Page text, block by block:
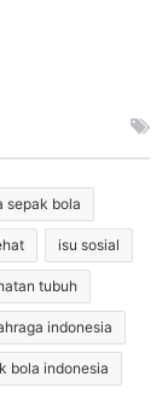
sepak bola
isu sosial
tubuh
indonesia
bola indonesia